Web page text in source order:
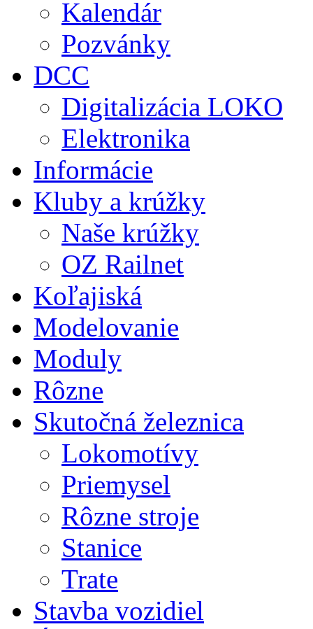
Kalendár
Pozvánky
DCC
Digitalizácia LOKO
Elektronika
Informácie
Kluby a krúžky
Naše krúžky
OZ Railnet
Koľajiská
Modelovanie
Moduly
Rôzne
Skutočná železnica
Lokomotívy
Priemysel
Rôzne stroje
Stanice
Trate
Stavba vozidiel